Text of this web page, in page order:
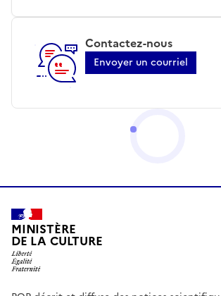
Contactez-nous
Envoyer un courriel
MINISTÈRE
DE LA CULTURE